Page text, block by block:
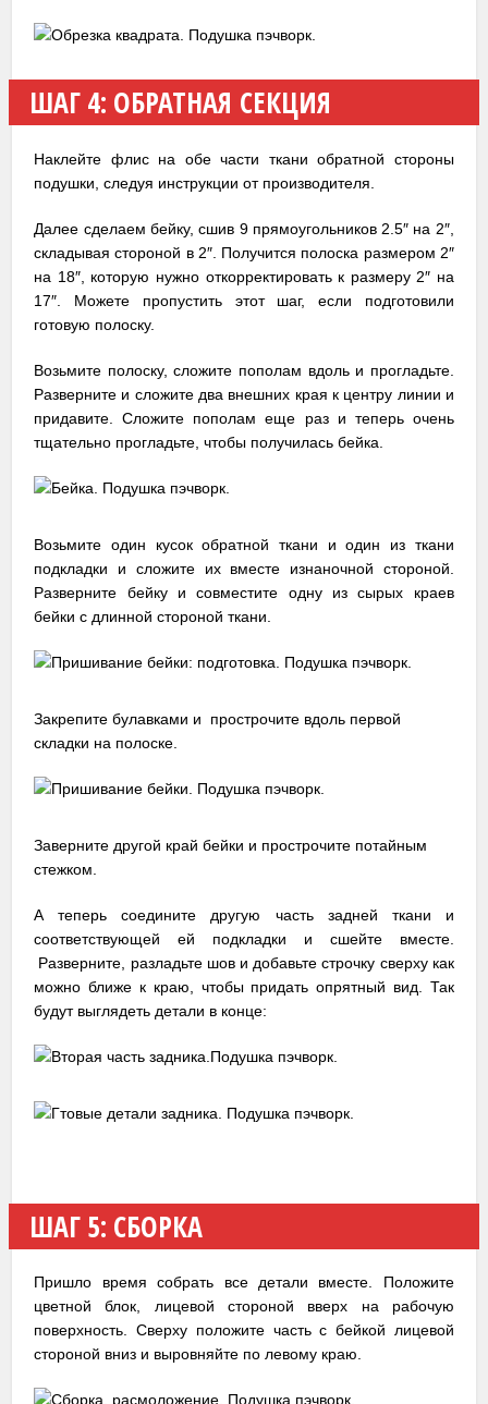
ШАГ 4: ОБРАТНАЯ СЕКЦИЯ
Наклейте флис на обе части ткани обратной стороны
подушки, следуя инструкции от производителя.
Далее сделаем бейку, сшив 9 прямоугольников 2.5″ на 2″,
складывая стороной в 2″. Получится полоска размером 2″
на 18″, которую нужно откорректировать к размеру 2″ на
17″. Можете пропустить этот шаг, если подготовили
готовую полоску.
Возьмите полоску, сложите пополам вдоль и прогладьте.
Разверните и сложите два внешних края к центру линии и
придавите. Сложите пополам еще раз и теперь очень
тщательно прогладьте, чтобы получилась бейка.
Возьмите один кусок обратной ткани и один из ткани
подкладки и сложите их вместе изнаночной стороной.
Разверните бейку и совместите одну из сырых краев
бейки с длинной стороной ткани.
Закрепите булавками и прострочите вдоль первой
складки на полоске.
Заверните другой край бейки и прострочите потайным
стежком.
А теперь соедините другую часть задней ткани и
соответствующей ей подкладки и сшейте вместе.
Разверните, разладьте шов и добавьте строчку сверху как
можно ближе к краю, чтобы придать опрятный вид. Так
будут выглядеть детали в конце:
ШАГ 5: СБОРКА
Пришло время собрать все детали вместе. Положите
цветной блок, лицевой стороной вверх на рабочую
поверхность. Сверху положите часть с бейкой лицевой
стороной вниз и выровняйте по левому краю.